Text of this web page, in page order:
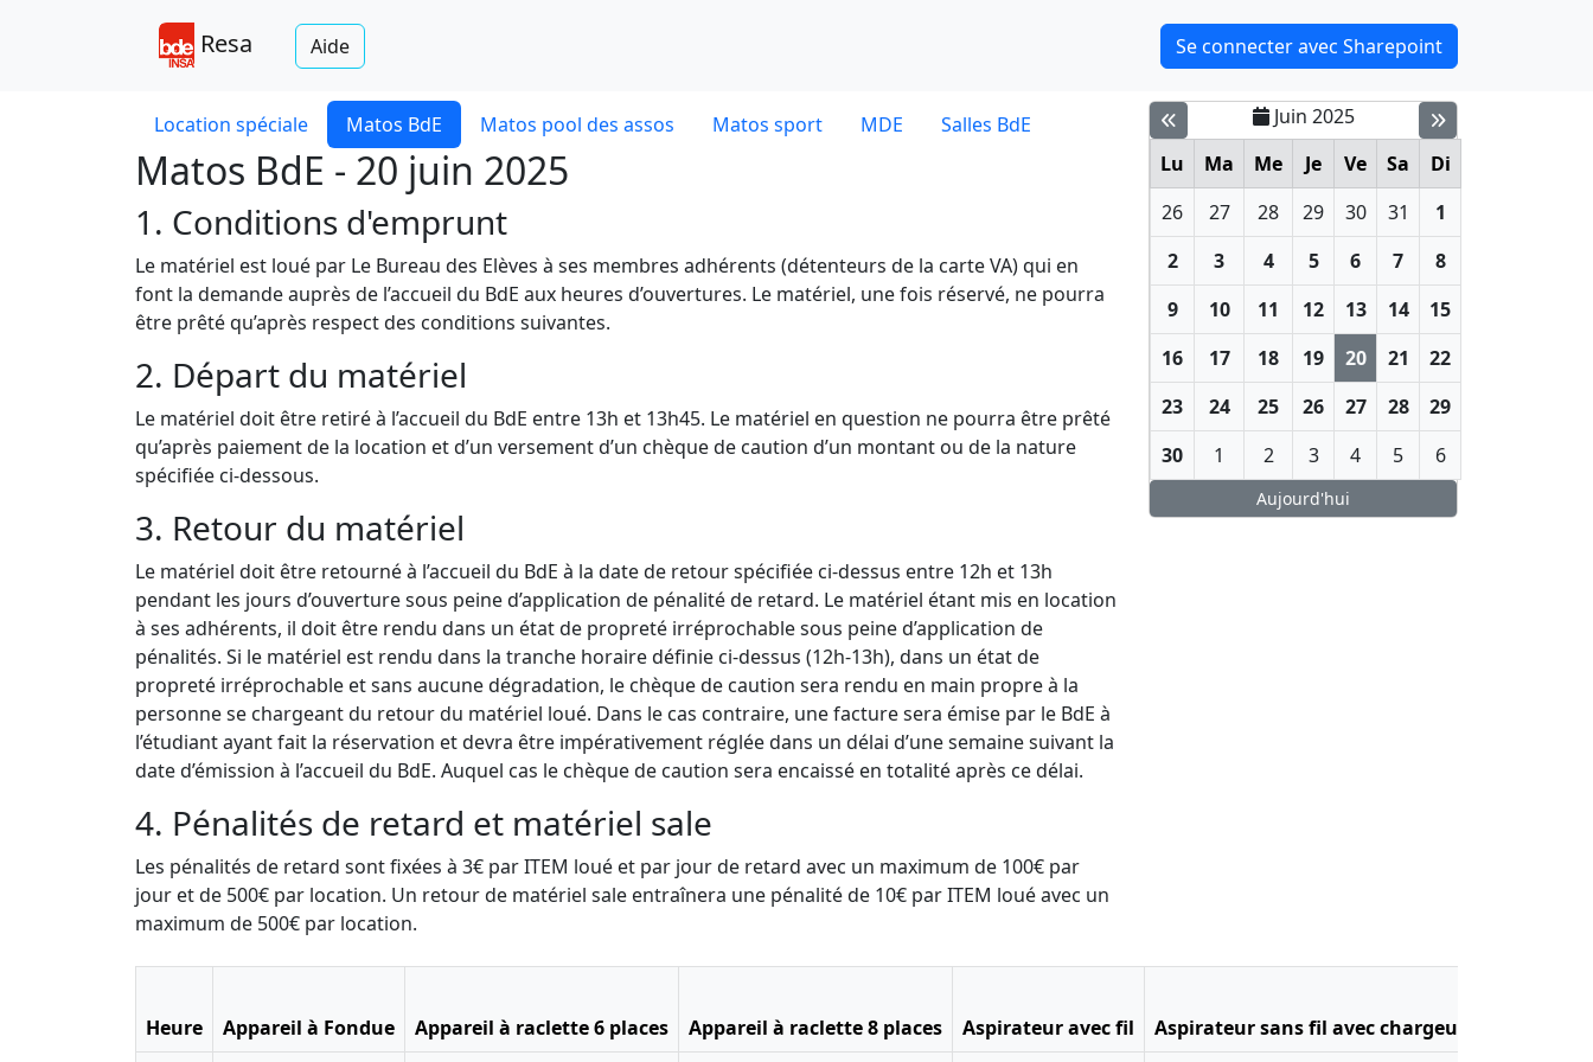
Resa Aide Se connecter avec Sharepoint
Location spéciale Matos BdE Matos pool des assos Matos sport MDE Salles BdE
Matos BdE - 20 juin 2025
1. Conditions d'emprunt
Le matériel est loué par Le Bureau des Elèves à ses membres adhérents (détenteurs de la carte VA) qui en
font la demande auprès de l’accueil du BdE aux heures d’ouvertures. Le matériel, une fois réservé, ne pourra
être prêté qu’après respect des conditions suivantes.
2. Départ du matériel
Le matériel doit être retiré à l’accueil du BdE entre 13h et 13h45. Le matériel en question ne pourra être prêté
qu’après paiement de la location et d’un versement d’un chèque de caution d’un montant ou de la nature
spécifiée ci-dessous.
3. Retour du matériel
Le matériel doit être retourné à l’accueil du BdE à la date de retour spécifiée ci-dessus entre 12h et 13h
pendant les jours d’ouverture sous peine d’application de pénalité de retard. Le matériel étant mis en location
à ses adhérents, il doit être rendu dans un état de propreté irréprochable sous peine d’application de
pénalités. Si le matériel est rendu dans la tranche horaire définie ci-dessus (12h-13h), dans un état de
propreté irréprochable et sans aucune dégradation, le chèque de caution sera rendu en main propre à la
personne se chargeant du retour du matériel loué. Dans le cas contraire, une facture sera émise par le BdE à
l’étudiant ayant fait la réservation et devra être impérativement réglée dans un délai d’une semaine suivant la
date d’émission à l’accueil du BdE. Auquel cas le chèque de caution sera encaissé en totalité après ce délai.
4. Pénalités de retard et matériel sale
Les pénalités de retard sont fixées à 3€ par ITEM loué et par jour de retard avec un maximum de 100€ par
jour et de 500€ par location. Un retour de matériel sale entraînera une pénalité de 10€ par ITEM loué avec un
maximum de 500€ par location.
Juin 2025
Lu
Ma Me Je Ve Sa
Di
26
27 28 29 30 31
1
2
3 4 5 6 7
8
9
10 11 12 13 14
15
16
17 18 19 20 21
22
23
24 25 26 27 28
29
30
1 2 3 4 5 6
Aujourd'hui
Heure Appareil à Fondue Appareil à raclette 6 places Appareil à raclette 8 places Aspirateur avec fil Aspirateur sans fil avec chargeur